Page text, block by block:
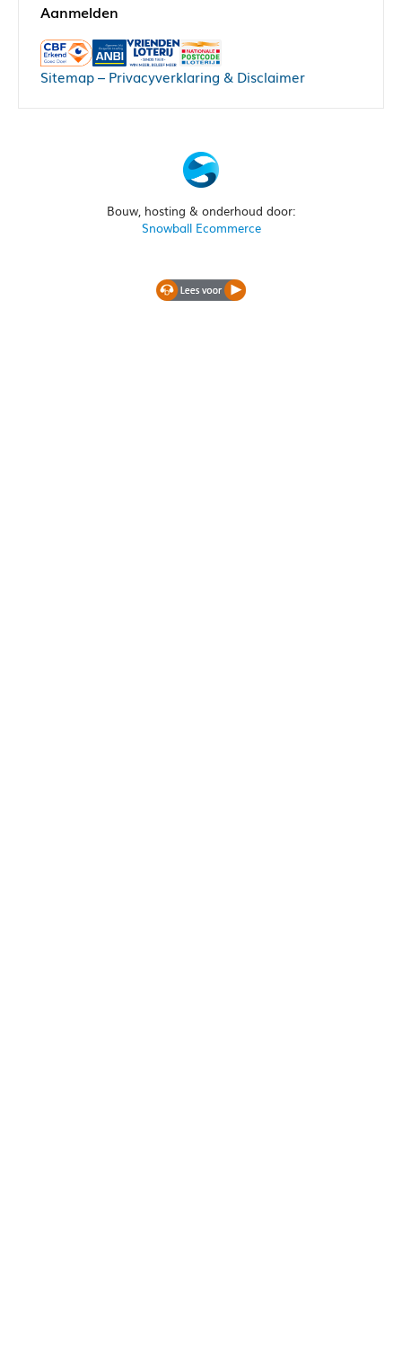
Sitemap– Privacyverklaring & Disclaimer
Bouw, hosting & onderhoud door:
Snowball Ecommerce